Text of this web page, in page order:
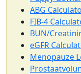
ABG
FIB-4
BUN/
eGFR
Menopauze